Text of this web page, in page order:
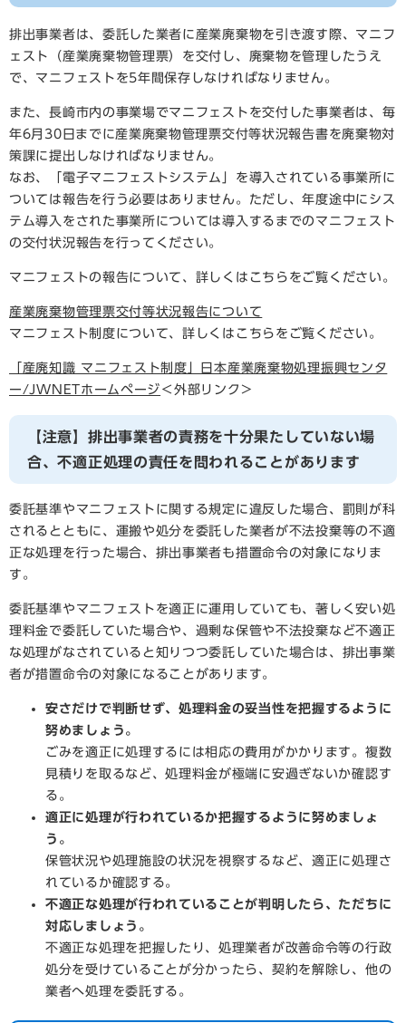
排出事業者は、委託した業者に産業廃棄物を引き渡す際、マニフ
ェスト（産業廃棄物管理票）を交付し、廃棄物を管理したうえ
で、マニフェストを5年間保存しなければなりません。
また、長崎市内の事業場でマニフェストを交付した事業者は、毎
年6月30日までに産業廃棄物管理票交付等状況報告書を廃棄物対
策課に提出しなければなりません。
なお、「電子マニフェストシステム」を導入されている事業所に
ついては報告を行う必要はありません。ただし、年度途中にシス
テム導入をされた事業所については導入するまでのマニフェスト
の交付状況報告を行ってください。
マニフェストの報告について、詳しくはこちらをご覧ください。
産業廃棄物管理票交付等状況報告について
マニフェスト制度について、詳しくはこちらをご覧ください。
「産廃知識 マニフェスト制度」日本産業廃棄物処理振興センタ
ー/JWNETホームページ ＜外部リンク＞
【注意】排出事業者の責務を十分果たしていない場
合、不適正処理の責任を問われることがあります
委託基準やマニフェストに関する規定に違反した場合、罰則が科
されるとともに、運搬や処分を委託した業者が不法投棄等の不適
正な処理を行った場合、排出事業者も措置命令の対象になりま
す。
委託基準やマニフェストを適正に運用していても、著しく安い処
理料金で委託していた場合や、過剰な保管や不法投棄など不適正
な処理がなされていると知りつつ委託していた場合は、排出事業
者が措置命令の対象になることがあります。
安さだけで判断せず、処理料金の妥当性を把握するように
努めましょう。
ごみを適正に処理するには相応の費用がかかります。複数
見積りを取るなど、処理料金が極端に安過ぎないか確認す
る。
適正に処理が行われているか把握するように努めましょ
う。
保管状況や処理施設の状況を視察するなど、適正に処理さ
れているか確認する。
不適正な処理が行われていることが判明したら、ただちに
対応しましょう。
不適正な処理を把握したり、処理業者が改善命令等の行政
処分を受けていることが分かったら、契約を解除し、他の
業者へ処理を委託する。